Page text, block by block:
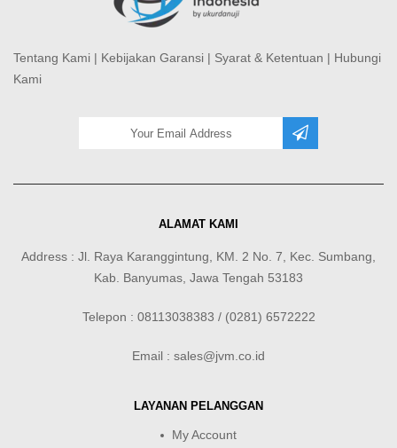
Tentang Kami | Kebijakan Garansi | Syarat & Ketentuan | Hubungi
Kami
ALAMAT KAMI
Address : Jl. Raya Karanggintung, KM. 2 No. 7, Kec. Sumbang,
Kab. Banyumas, Jawa Tengah 53183
Telepon : 08113038383 / (0281) 6572222
Email : sales@jvm.co.id
LAYANAN PELANGGAN
My Account